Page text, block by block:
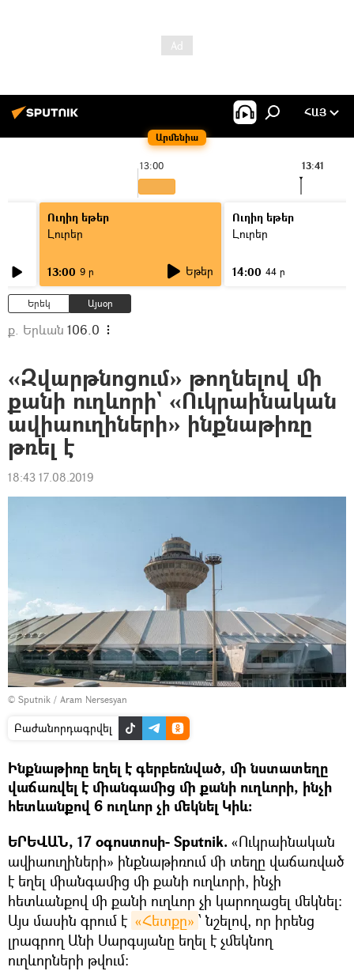
Արմենիա
ՀԱՅ
13:00 13:41
Ուղիղ եթեր
Լուրեր
13:00 9 ր Եթեր
Ուղիղ եթեր
Լուրեր
14:00 44 ր
Երեկ Այսօր
ք. Երևան 106.0
«Զվարթնոցում» թողնելով մի
քանի ուղևորի` «Ուկրաինական
ավիաուղիների» ինքնաթիռը
թռել է
18:43 17.08.2019
© Sputnik / Aram Nersesyan
Բաժանորդագրվել
Ինքնաթիռը եղել է գերբեռնված, մի նստատեղը
վաճառվել է միանգամից մի քանի ուղևորի, ինչի
հետևանքով 6 ուղևոր չի մեկնել Կիև:
ԵՐԵՎԱՆ, 17 օգոստոսի- Sputnik. «Ուկրաինական
ավիաուղիների» ինքնաթիռում մի տեղը վաճառված
է եղել միանգամից մի քանի ուղևորի, ինչի
հետևանքով մի քանի ուղևոր չի կարողացել մեկնել:
Այս մասին գրում է «Հետքը» ՝ նշելով, որ իրենց
լրագրող Անի Սարգսյանը եղել է չմեկնող
ուղևորների թվում: